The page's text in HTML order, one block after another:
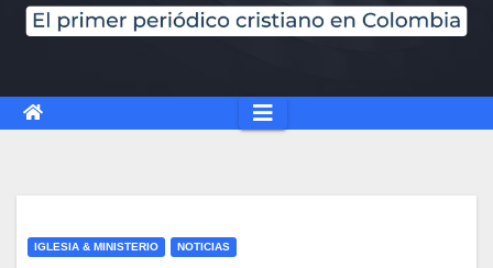
IGLESIA & MINISTERIO NOTICIAS